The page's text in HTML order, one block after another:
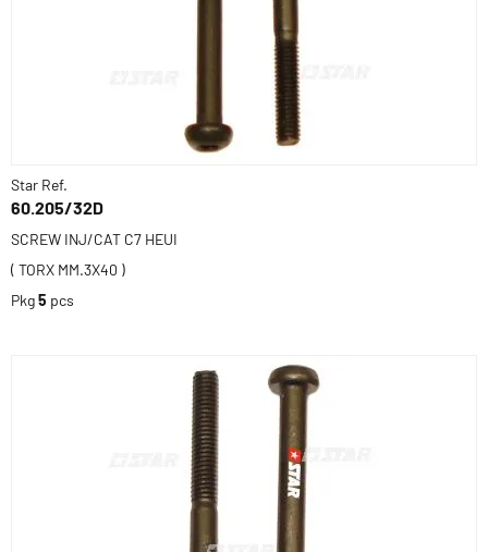
Star Ref.
60.205/32D
SCREW INJ/CAT C7 HEUI
( TORX MM.3X40 )
Pkg5 pcs